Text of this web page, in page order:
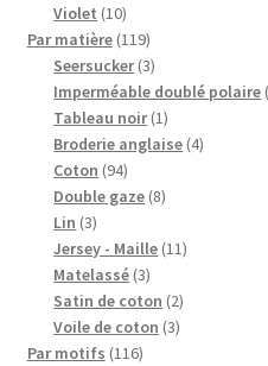
produits
Violet 1010
produits
Par matière 119119
produits
Seersucker 33
produits
Imperméable doublé polaire
Tableau noir 11
produit
Broderie anglaise 44
Coton 9494
produits
Double gaze 88
Lin 33
produits
Jersey - Maille 1111
Matelassé 33
produits
Satin de coton 22
produits
Voile de coton 33
Par motifs 116116